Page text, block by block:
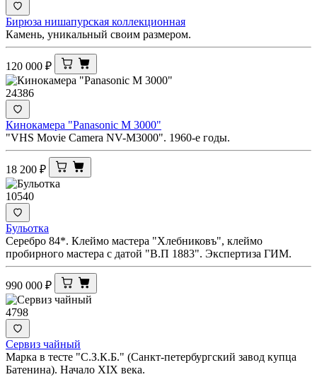
Бирюза нишапурская коллекционная
Камень, уникальный своим размером.
120 000 ₽
24386
Кинокамера "Panasonic M 3000"
"VHS Movie Camera NV-M3000". 1960-е годы.
18 200 ₽
10540
Бульотка
Серебро 84*. Клеймо мастера "Хлебниковъ", клеймо
пробирного мастера с датой "В.П 1883". Экспертиза ГИМ.
990 000 ₽
4798
Сервиз чайный
Марка в тесте "С.З.К.Б." (Санкт-петербургский завод купца
Батенина). Начало XIX века.